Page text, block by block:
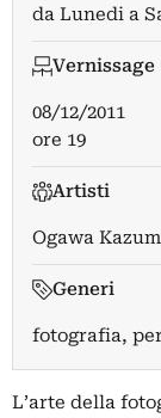
da Lunedi a
Vernissage
08/12/2011
ore 19
Artisti
Ogawa
Generi
fotografia,
L’arte della